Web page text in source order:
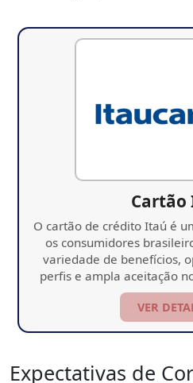
Cartão
O cartão de crédito Itaú é
os consumidores
variedade de benefícios,
perfis e ampla aceitação
VER
Expectativas de